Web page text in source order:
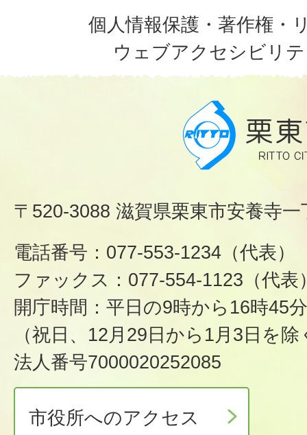
個人情報保護・著作権・
ウェブアクセシビリ
〒520-3088 滋賀県栗東市安養寺
電話番号：077-553-1234（代表）
ファックス：077-554-1123（代表
開庁時間：平日の9時から16時45分
（祝日、12月29日から1月3日を除
法人番号7000020252085
市役所へのアクセス